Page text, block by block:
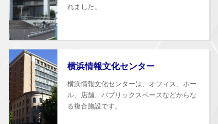
れました。
横浜情報文化センター
横浜情報文化センターは、オフィス、ホー
ル、店舗、パブリックスペースなどからな
る複合施設です。